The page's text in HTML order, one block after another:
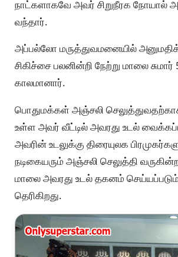
நாட்களாகவே அவர் சிறுநீரக நோயால்
வந்தார்.
அப்பல்லோ மருத்துவமனையில்
சிகிச்சை பலனின்றி நேற்று மாலை
காலமானார்.
பொதுமக்கள் அஞ்சலி செலுத்துவதற்காக
உள்ள அவர் வீட்டில் அவரது உடல்
அவரின் உடலுக்கு திரையுலக
நடிகையரும் அஞ்சலி செலுத்தி
மாலை அவரது உடல் தகனம்
தெரிகிறது.